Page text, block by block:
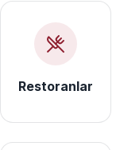
Restoranlar